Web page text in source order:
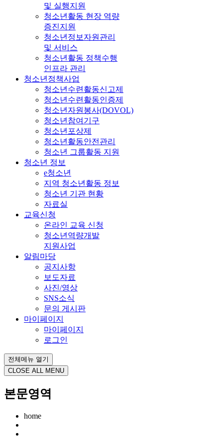
및 실행지원
청소년활동 현장 역량
증진지원
청소년정보자원관리
및 서비스
청소년활동 정책수행
인프라 관리
청소년정책사업
청소년수련활동신고제
청소년수련활동인증제
청소년자원봉사(DOVOL)
청소년참여기구
청소년포상제
청소년활동안전관리
청소년 그룹활동 지원
청소년 정보
e청소년
지역 청소년활동 정보
청소년 기관 현황
자료실
교육신청
온라인 교육 신청
청소년역량개발
지원사업
알림마당
공지사항
보도자료
사진/영상
SNS소식
문의 게시판
마이페이지
마이페이지
로그인
전체메뉴 열기
CLOSE ALL MENU
본문영역
home